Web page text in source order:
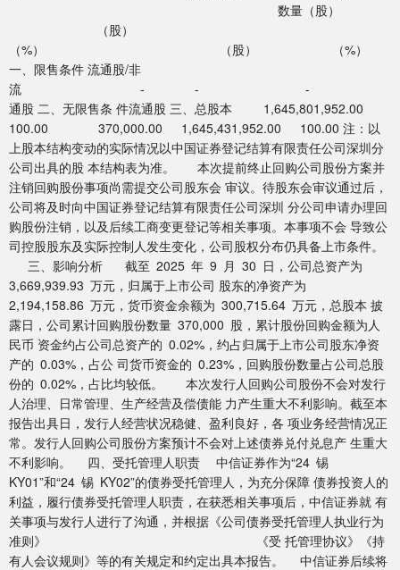
数量（股）
（股）
（%） （股） （%）
一、限售条件 流通股/非
流 - - -
通股 二、无限售条 件流通股 三、总股本 1,645,801,952.00
100.00 370,000.00 1,645,431,952.00 100.00 注：以
上股本结构变动的实际情况以中国证券登记结算有限责任公司深圳分
公司出具的股 本结构表为准。 本次提前终止回购公司股份方案并
注销回购股份事项尚需提交公司股东会 审议。待股东会审议通过后，
公司将及时向中国证券登记结算有限责任公司深圳 分公司申请办理回
购股份注销，以及后续工商变更登记等相关事项。本事项不会 导致公
司控股股东及实际控制人发生变化，公司股权分布仍具备上市条件。
三、影响分析 截至 2025 年 9 月 30 日，公司总资产为
3,669,939.93 万元，归属于上市公司 股东的净资产为
2,194,158.86 万元，货币资金余额为 300,715.64 万元，总股本 披
露日，公司累计回购股份数量 370,000 股，累计股份回购金额为人
民币 资金约占公司总资产的 0.02%，约占归属于上市公司股东净资
产的 0.03%，占公 司货币资金的 0.23%，回购股份数量占公司总股
份的 0.02%，占比均较低。 本次发行人回购公司股份不会对发行
人治理、日常管理、生产经营及偿债能 力产生重大不利影响。截至本
报告出具日，发行人经营状况稳健、盈利良好，各 项业务经营情况正
常。发行人回购公司股份方案预计不会对上述债券兑付兑息产 生重大
不利影响。 四、受托管理人职责 中信证券作为“24 锡
KY01”和“24 锡 KY02”的债券受托管理人，为充分保障 债券投资人的
利益，履行债券受托管理人职责，在获悉相关事项后，中信证券就 有
关事项与发行人进行了沟通，并根据《公司债券受托管理人执业行为
准则》 《受 托管理协议》《持
有人会议规则》等的有关规定和约定出具本报告。 中信证券后续将